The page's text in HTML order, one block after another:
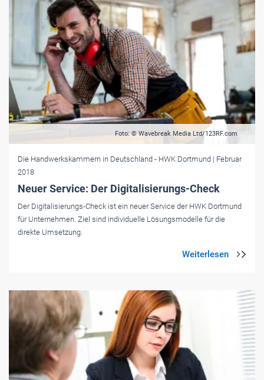
Foto: © Wavebreak Media Ltd/123RF.com
Die Handwerkskammern in Deutschland - HWK Dortmund | Februar
2018
Neuer Service: Der Digitalisierungs-Check
Der Digitalisierungs-Check ist ein neuer Service der HWK Dortmund
für Unternehmen. Ziel sind individuelle Lösungsmodelle für die
direkte Umsetzung.